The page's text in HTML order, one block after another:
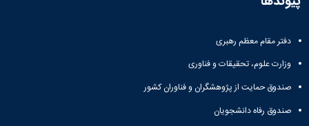
دفتر مقام معظم رهبری
وزارت علوم، تحقیقات و فناوری
صندوق حمایت از پژوهشگران و فناوران کشور
صندوق رفاه دانشجویان